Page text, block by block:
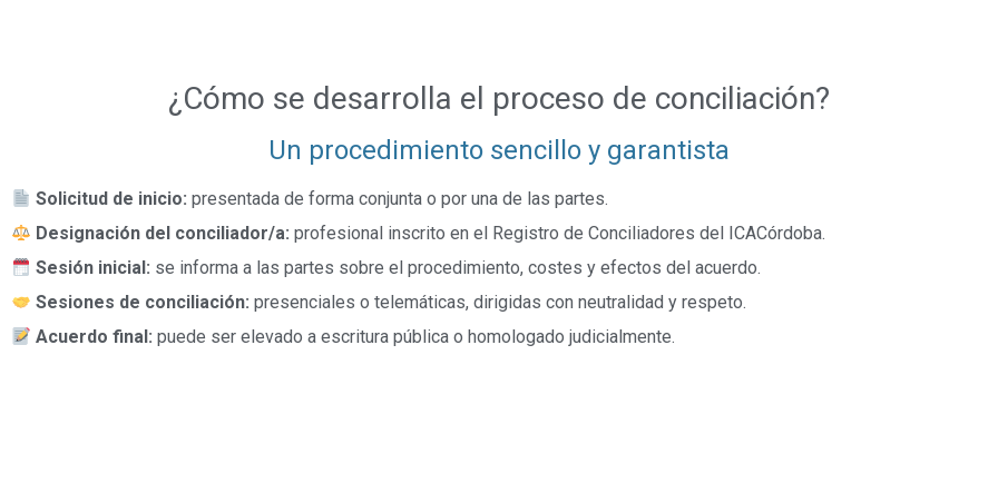
¿Cómo se desarrolla el proceso de conciliación?
Un procedimiento sencillo y garantista
Solicitud de inicio: presentada de forma conjunta o por una de las partes.
Designación del conciliador/a: profesional inscrito en el Registro de Conciliadores del ICACórdoba.
Sesión inicial: se informa a las partes sobre el procedimiento, costes y efectos del acuerdo.
Sesiones de conciliación: presenciales o telemáticas, dirigidas con neutralidad y respeto.
Acuerdo final: puede ser elevado a escritura pública o homologado judicialmente.